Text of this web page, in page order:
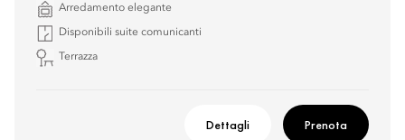
Arredamento elegante
Disponibili suite comunicanti
Terrazza
Dettagli Prenota